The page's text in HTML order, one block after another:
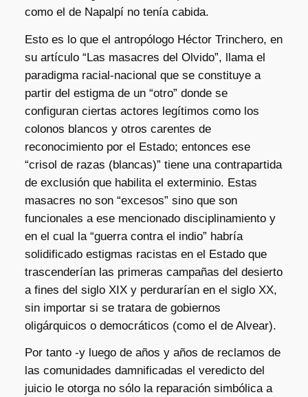
como el de Napalpí no tenía cabida.
Esto es lo que el antropólogo Héctor Trinchero, en
su artículo “Las masacres del Olvido”, llama el
paradigma racial-nacional que se constituye a
partir del estigma de un “otro” donde se
configuran ciertas actores legítimos como los
colonos blancos y otros carentes de
reconocimiento por el Estado; entonces ese
“crisol de razas (blancas)” tiene una contrapartida
de exclusión que habilita el exterminio. Estas
masacres no son “excesos” sino que son
funcionales a ese mencionado disciplinamiento y
en el cual la “guerra contra el indio” habría
solidificado estigmas racistas en el Estado que
trascenderían las primeras campañas del desierto
a fines del siglo XIX y perdurarían en el siglo XX,
sin importar si se tratara de gobiernos
oligárquicos o democráticos (como el de Alvear).
Por tanto -y luego de años y años de reclamos de
las comunidades damnificadas el veredicto del
juicio le otorga no sólo la reparación simbólica a